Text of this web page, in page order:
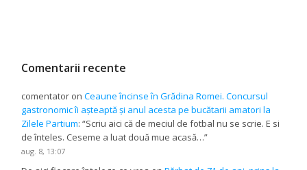
Comentarii recente
comentator onCeaune încinse în Grădina Romei. Concursul
gastronomic îi așteaptă și anul acesta pe bucătarii amatori la
Zilele Partium: “Scriu aici că de meciul de fotbal nu se scrie. E si
de înteles. Ceseme a luat două mue acasă…”
aug. 8, 13:07